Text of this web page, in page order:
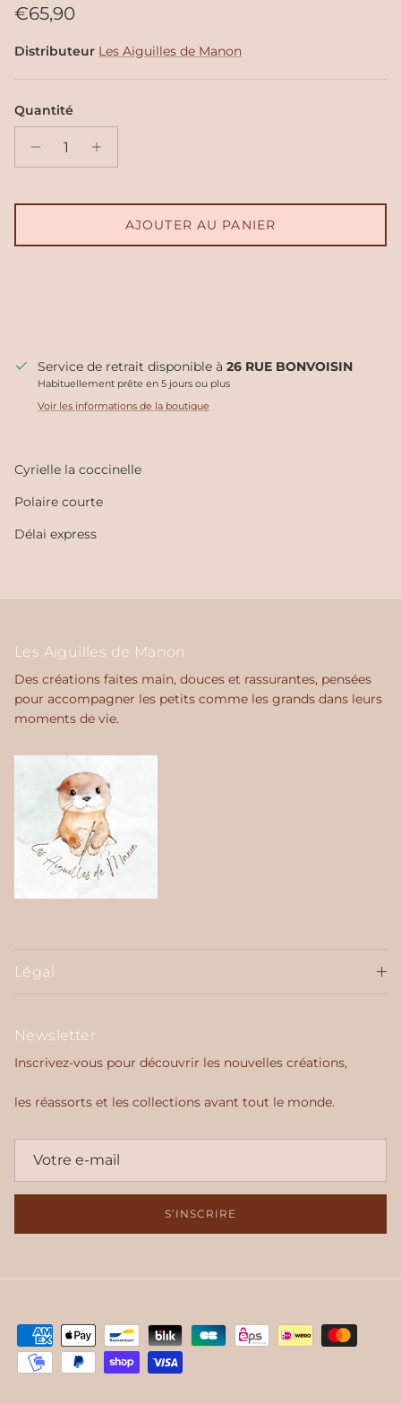
Prix habituel
€65,90
Distributeur Les Aiguilles de Manon
Quantité
AJOUTER AU PANIER
Service de retrait disponible à 26 RUE BONVOISIN
Habituellement prête en 5 jours ou plus
Voir les informations de la boutique
Cyrielle la coccinelle
Polaire courte
Délai express
Les Aiguilles de Manon
Des créations faites main, douces et rassurantes, pensées
pour accompagner les petits comme les grands dans leurs
moments de vie.
Légal
Newsletter
Inscrivez-vous pour découvrir les nouvelles créations,
les réassorts et les collections avant tout le monde.
S’INSCRIRE